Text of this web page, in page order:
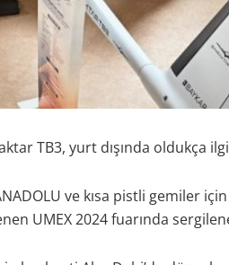
TB3, yurt dışında oldukça
ve kısa pistli gemiler
UMEX 2024 fuarında